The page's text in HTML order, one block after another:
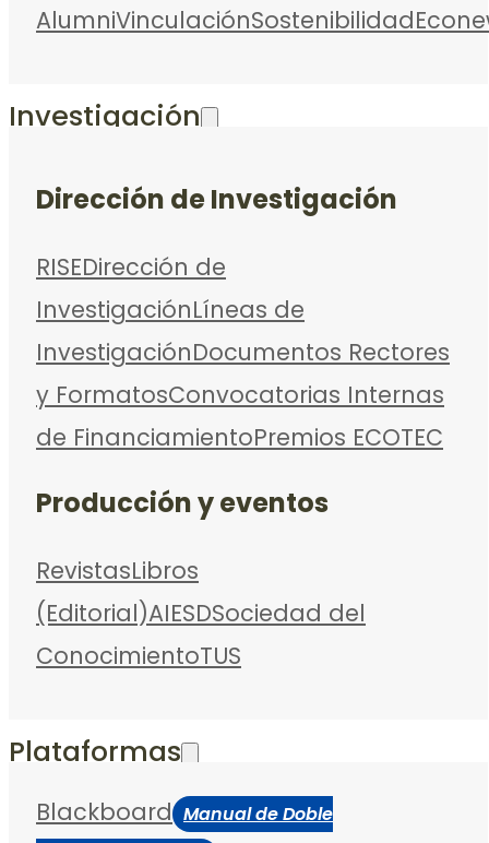
AlumniVinculaciónSostenibilidad
Investigación
Dirección de Investigación
RISEDirección de
InvestigaciónLíneas de
InvestigaciónDocumentos Rectores
y FormatosConvocatorias Internas
de FinanciamientoPremios ECOTEC
Producción y eventos
RevistasLibros
(Editorial)AIESDSociedad del
ConocimientoTUS
Plataformas
Blackboard Manual de Doble